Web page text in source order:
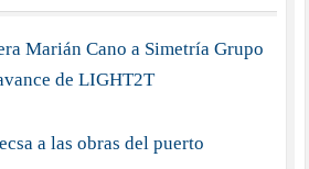
Marián Cano a Simetría Grupo
de LIGHT2T
a las obras del puerto